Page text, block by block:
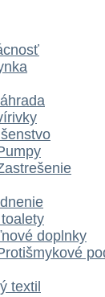
doplnky
textil